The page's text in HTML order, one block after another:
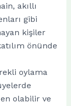
akıllı
gibi
kişiler
önünde
oylama
olabilir ve